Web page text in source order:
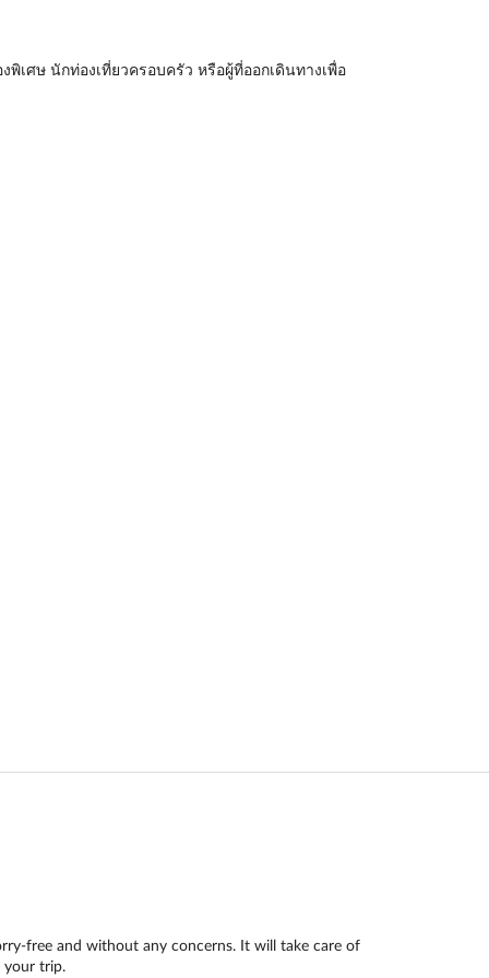
เศษ นักท่องเที่ยวครอบครัว หรือผู้ที่ออกเดินทางเพื่อ
free and without any concerns. It will take care of
your trip.